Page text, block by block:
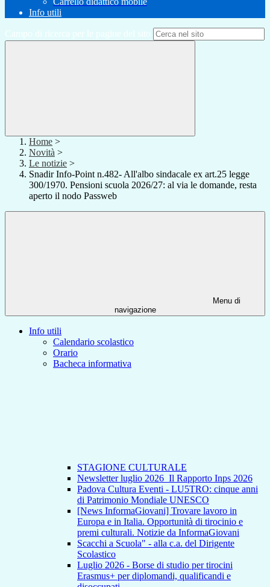
Info utili
Campo di ricerca per le pagine del sito
Home >
Novità >
Le notizie >
Snadir Info-Point n.482- All'albo sindacale ex art.25 legge
300/1970. Pensioni scuola 2026/27: al via le domande, resta
aperto il nodo Passweb
Menu di
navigazione
Info utili
Calendario scolastico
Orario
Bacheca informativa
STAGIONE CULTURALE
Newsletter luglio 2026_Il Rapporto Inps 2026
Padova Cultura Eventi - LU5TRO: cinque anni
di Patrimonio Mondiale UNESCO
[News InformaGiovani] Trovare lavoro in
Europa e in Italia. Opportunità di tirocinio e
premi culturali. Notizie da InformaGiovani
Scacchi a Scuola" - alla c.a. del Dirigente
Scolastico
Luglio 2026 - Borse di studio per tirocini
Erasmus+ per diplomandi, qualificandi e